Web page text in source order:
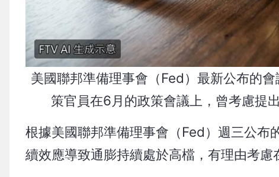
美國聯邦準備理事會（Fed）最新公布的
策官員在6月的政策會議上，曾考慮提
根據美國聯邦準備理事會（Fed）週三公布
續效應導致通膨持續處於高檔，有理由考慮